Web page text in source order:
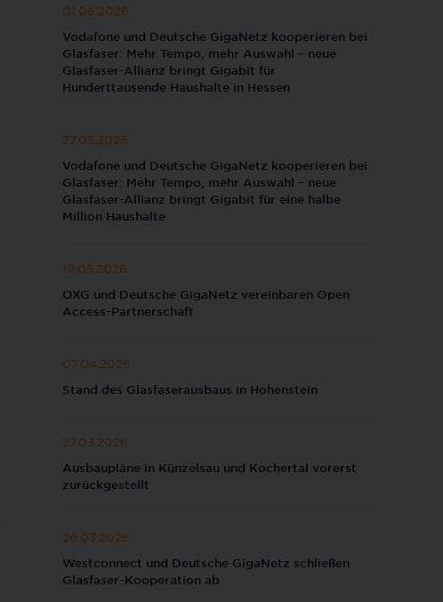
01.06.2026
Vodafone und Deutsche GigaNetz kooperieren bei
Glasfaser: Mehr Tempo, mehr Auswahl – neue
Glasfaser-Allianz bringt Gigabit für
Hunderttausende Haushalte in Hessen
27.05.2026
Vodafone und Deutsche GigaNetz kooperieren bei
Glasfaser: Mehr Tempo, mehr Auswahl – neue
Glasfaser-Allianz bringt Gigabit für eine halbe
Million Haushalte
19.05.2026
OXG und Deutsche GigaNetz vereinbaren Open
Access-Partnerschaft
07.04.2026
Stand des Glasfaserausbaus in Hohenstein
27.03.2026
Ausbaupläne in Künzelsau und Kochertal vorerst
zurückgestellt
26.03.2026
Westconnect und Deutsche GigaNetz schließen
Glasfaser-Kooperation ab